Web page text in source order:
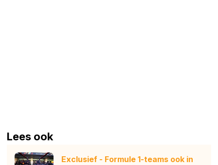
Lees ook
Exclusief - Formule 1-teams ook in